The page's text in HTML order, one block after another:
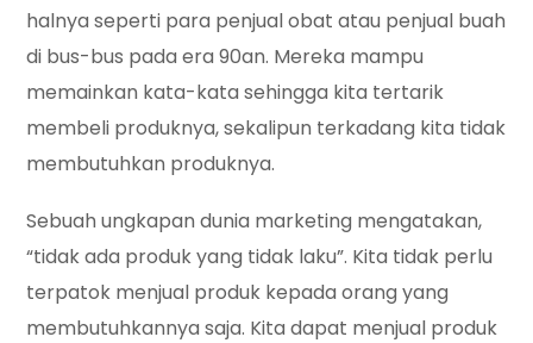
halnya seperti para penjual obat atau penjual buah
di bus-bus pada era 90an. Mereka mampu
memainkan kata-kata sehingga kita tertarik
membeli produknya, sekalipun terkadang kita tidak
membutuhkan produknya.
Sebuah ungkapan dunia marketing mengatakan,
“tidak ada produk yang tidak laku”. Kita tidak perlu
terpatok menjual produk kepada orang yang
membutuhkannya saja. Kita dapat menjual produk